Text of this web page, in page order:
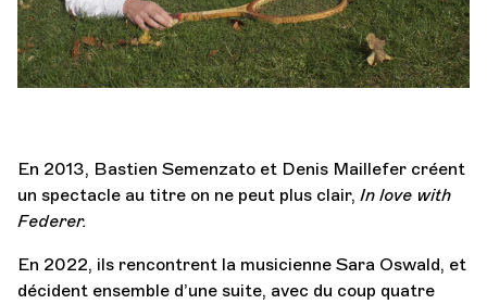
En 2013, Bastien Semenzato et Denis Maillefer créent
un spectacle au titre on ne peut plus clair, In love with
Federer.
En 2022, ils rencontrent la musicienne Sara Oswald, et
décident ensemble d’une suite, avec du coup quatre
Espace Pro
Se connecter